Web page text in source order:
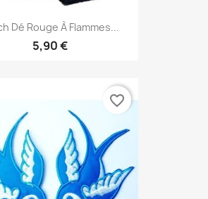
Dé Rouge À Flammes...
5,90 €
favorite_border